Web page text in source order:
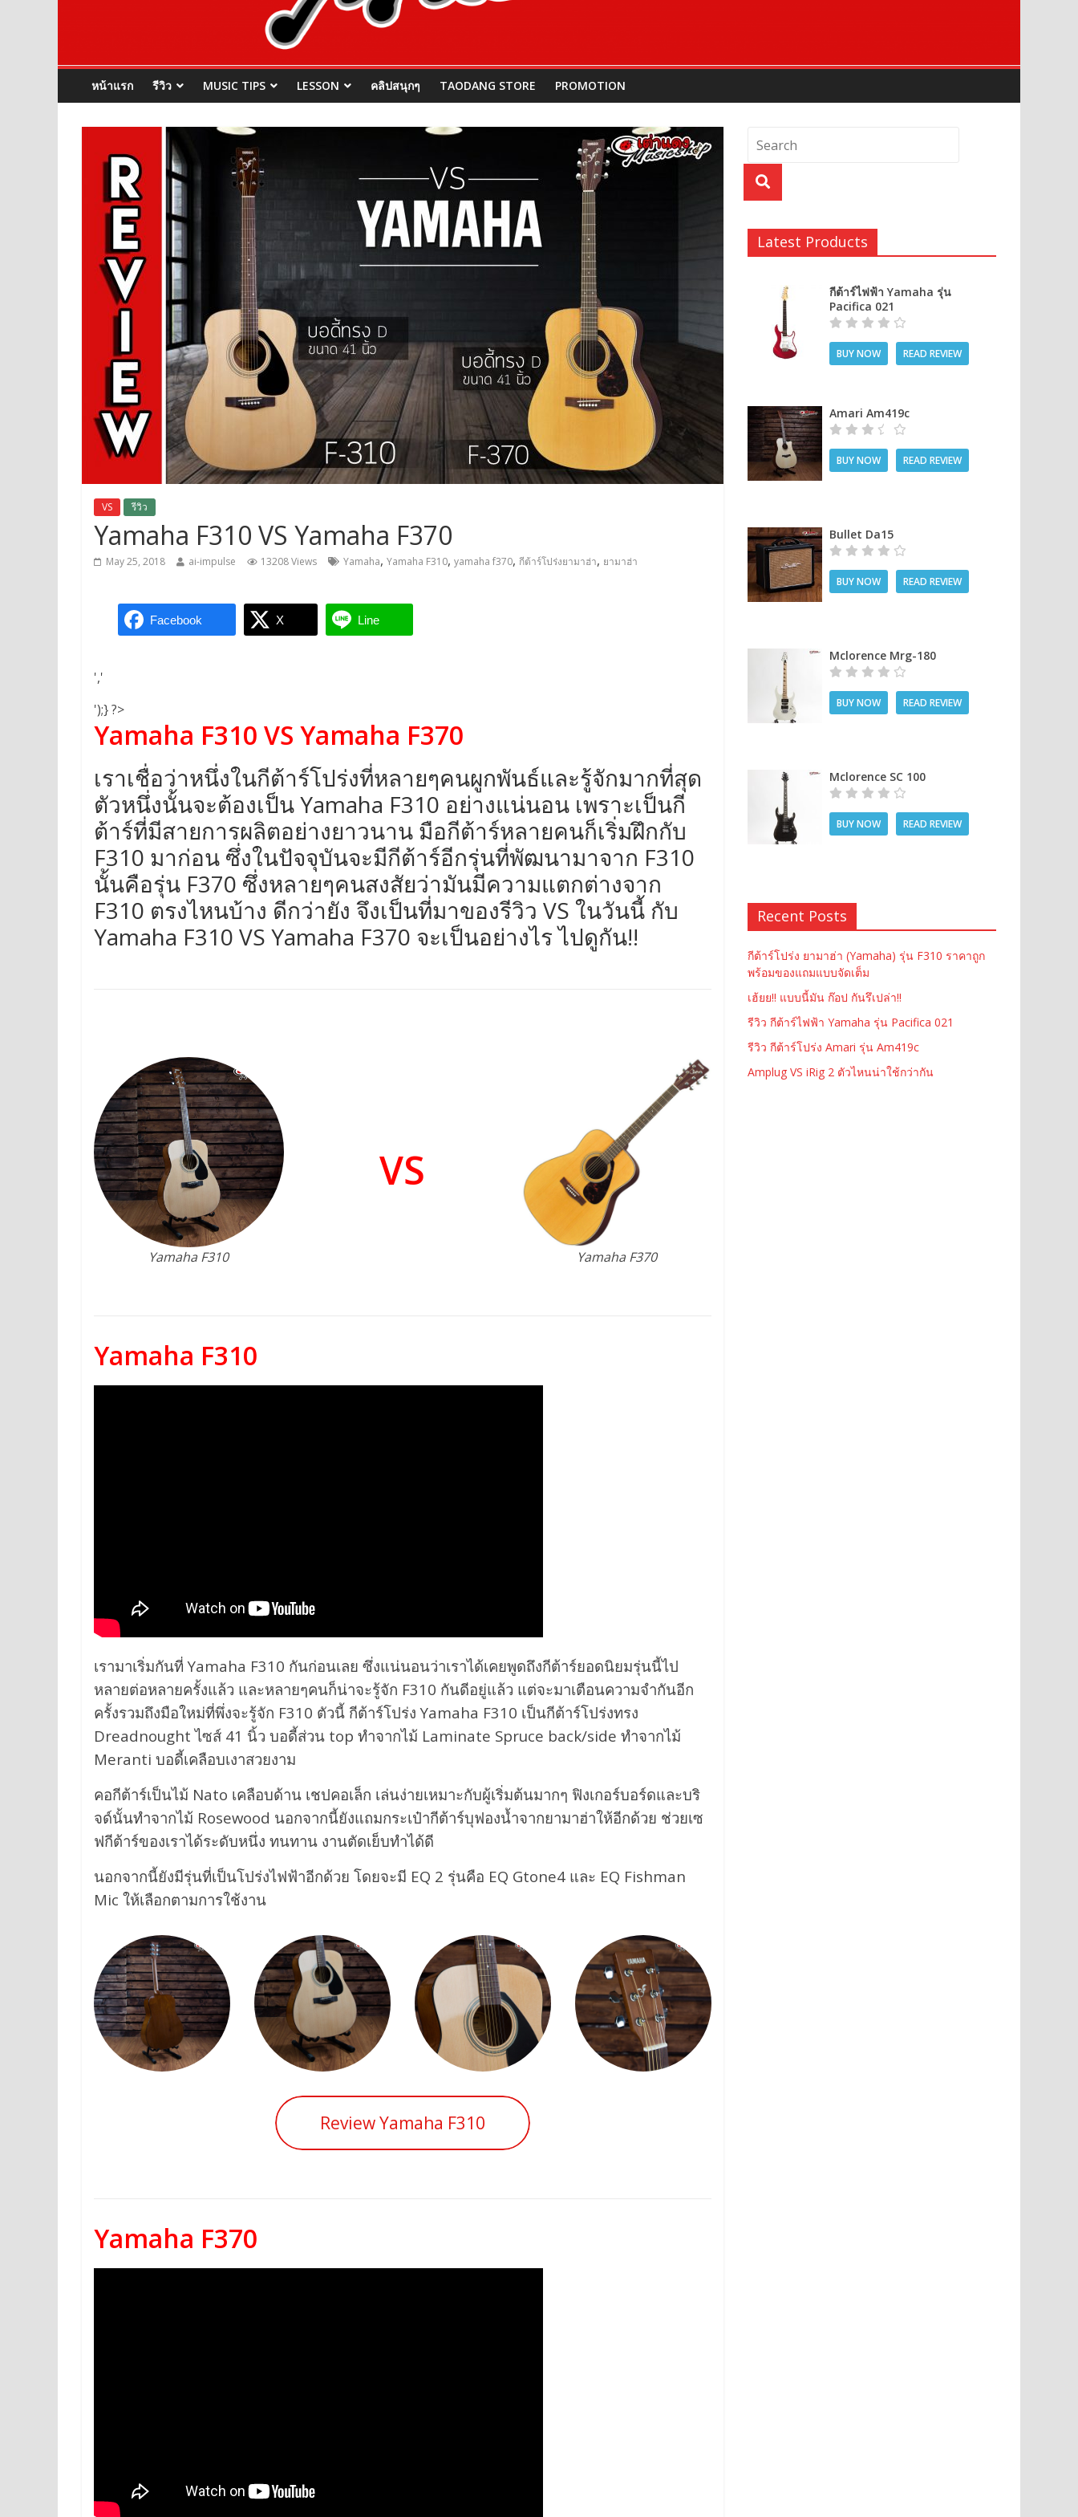
หน้าแรก รีวิว MUSIC TIPS LESSON คลิปสนุกๆ TAODANG STORE PROMOTION
VS รีวิว
Yamaha F310 VS Yamaha F370
May 25, 2018 ai-impulse 13208 Views Yamaha, Yamaha F310, yamaha f370, กีต้าร์โปร่งยามาฮ่า, ยามาฮ่า
Facebook X Line
','
');} ?>
Yamaha F310 VS Yamaha F370
เราเชื่อว่าหนึ่งในกีต้าร์โปร่งที่หลายๆคนผูกพันธ์และรู้จักมากที่สุด
ตัวหนึ่งนั้นจะต้องเป็น Yamaha F310 อย่างแน่นอน เพราะเป็นกี
ต้าร์ที่มีสายการผลิตอย่างยาวนาน มือกีต้าร์หลายคนก็เริ่มฝึกกับ
F310 มาก่อน ซึ่งในปัจจุบันจะมีกีต้าร์อีกรุ่นที่พัฒนามาจาก F310
นั้นคือรุ่น F370 ซึ่งหลายๆคนสงสัยว่ามันมีความแตกต่างจาก
F310 ตรงไหนบ้าง ดีกว่ายัง จึงเป็นที่มาของรีวิว VS ในวันนี้ กับ
Yamaha F310 VS Yamaha F370 จะเป็นอย่างไร ไปดูกัน!!
Yamaha F310
VS
Yamaha F370
Yamaha F310
เรามาเริ่มกันที่ Yamaha F310 กันก่อนเลย ซึ่งแน่นอนว่าเราได้เคยพูดถึงกีต้าร์ยอดนิยมรุ่นนี้ไป
หลายต่อหลายครั้งแล้ว และหลายๆคนก็น่าจะรู้จัก F310 กันดีอยู่แล้ว แต่จะมาเตือนความจำกันอีก
ครั้งรวมถึงมือใหม่ที่พึ่งจะรู้จัก F310 ตัวนี้ กีต้าร์โปร่ง Yamaha F310 เป็นกีต้าร์โปร่งทรง
Dreadnought ไซส์ 41 นิ้ว บอดี้ส่วน top ทำจากไม้ Laminate Spruce back/side ทำจากไม้
Meranti บอดี้เคลือบเงาสวยงาม
คอกีต้าร์เป็นไม้ Nato เคลือบด้าน เชปคอเล็ก เล่นง่ายเหมาะกับผู้เริ่มต้นมากๆ ฟิงเกอร์บอร์ดและบริ
จด์นั้นทำจากไม้ Rosewood นอกจากนี้ยังแถมกระเป๋ากีต้าร์บุฟองน้ำจากยามาฮ่าให้อีกด้วย ช่วยเซ
ฟกีต้าร์ของเราได้ระดับหนึ่ง ทนทาน งานตัดเย็บทำได้ดี
นอกจากนี้ยังมีรุ่นที่เป็นโปร่งไฟฟ้าอีกด้วย โดยจะมี EQ 2 รุ่นคือ EQ Gtone4 และ EQ Fishman
Mic ให้เลือกตามการใช้งาน
Review Yamaha F310
Yamaha F370
Latest Products
กีต้าร์ไฟฟ้า Yamaha รุ่น
Pacifica 021
BUY NOW READ REVIEW
Amari Am419c
BUY NOW READ REVIEW
Bullet Da15
BUY NOW READ REVIEW
Mclorence Mrg-180
BUY NOW READ REVIEW
Mclorence SC 100
BUY NOW READ REVIEW
Recent Posts
กีต้าร์โปร่ง ยามาฮ่า (Yamaha) รุ่น F310 ราคาถูก
พร้อมของแถมแบบจัดเต็ม
เฮ้ยย!! แบบนี้มัน ก๊อป กันรึเปล่า!!
รีวิว กีต้าร์ไฟฟ้า Yamaha รุ่น Pacifica 021
รีวิว กีต้าร์โปร่ง Amari รุ่น Am419c
Amplug VS iRig 2 ตัวไหนน่าใช้กว่ากัน